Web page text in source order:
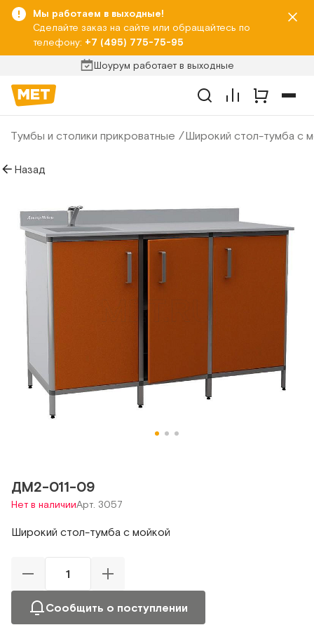
Мы работаем в выходные!
Сделайте заказ на сайте или обращайтесь по
телефону: +7 (495) 775-75-95
Шоурум работает в выходные
Тумбы и столики прикроватные Широкий стол-тумба с
Назад
ДМ2-011-09
Нет в наличииАрт. 3057
Широкий стол-тумба с мойкой
Сообщить о поступлении